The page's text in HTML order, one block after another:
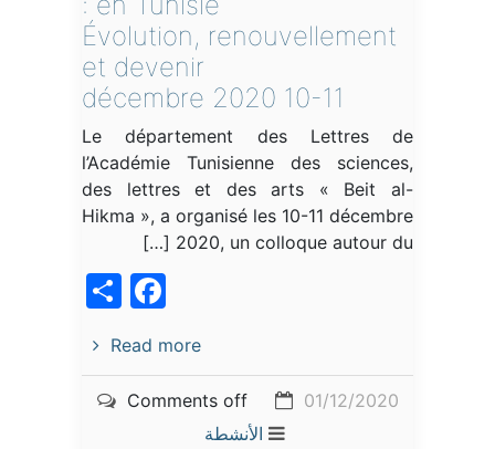
Évolution, renouvellement
et devenir
10-11 décembre 2020
Le département des Lettres de
l’Académie Tunisienne des sciences,
des lettres et des arts « Beit al-
Hikma », a organisé les 10-11 décembre
2020, un colloque autour du […]
Read more
01/12/2020
Comments off
الأنشطة